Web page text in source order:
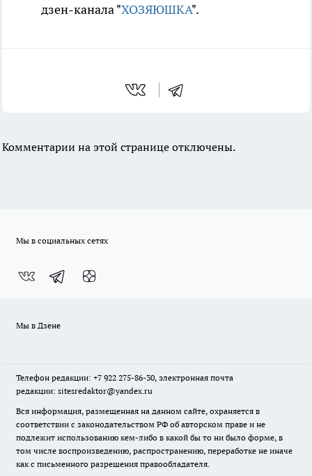
дзен-канала "ХОЗЯЮШКА".
Комментарии на этой странице отключены.
Мы в социальных сетях
Мы в Дзене
Телефон редакции: +7 922 275-86-30, электронная почта
редакции: sitesredaktor@yandex.ru
Вся информация, размещенная на данном сайте, охраняется в
соответствии с законодательством РФ об авторском праве и не
подлежит использованию кем-либо в какой бы то ни было форме, в
том числе воспроизведению, распространению, переработке не иначе
как с письменного разрешения правообладателя.